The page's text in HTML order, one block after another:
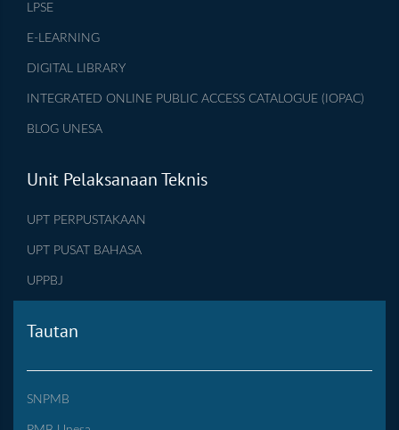
LPSE
E-LEARNING
DIGITAL LIBRARY
INTEGRATED ONLINE PUBLIC ACCESS CATALOGUE (IOPAC)
BLOG UNESA
Unit Pelaksanaan Teknis
UPT PERPUSTAKAAN
UPT PUSAT BAHASA
UPPBJ
Tautan
SNPMB